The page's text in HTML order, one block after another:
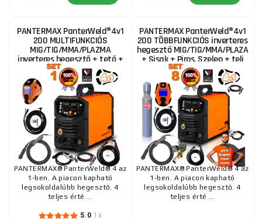
PANTERMAX PanterWeld®4v1
200 MULTIFUNKCIÓS
MIG/TIG/MMA/PLAZMA
inverteres hegesztő + tető +
lámpák + kábelek +
elektróda...
PANTERMAX® PanterWeld® 4 az
1-ben. A piacon kapható
legsokoldalúbb hegesztő. 4
teljes érté ...
5.0 1x
PANTERMAX PanterWeld®4v1
200 TÖBBFUNKCIÓS inverteres
hegesztő MIG/TIG/MMA/PLAZA
+ Sisak + Piros. Szelep + teli
CO2...
PANTERMAX® PanterWeld® 4 az
1-ben. A piacon kapható
legsokoldalúbb hegesztő. 4
teljes érté ...